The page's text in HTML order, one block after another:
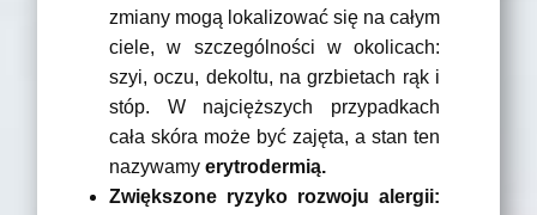
zmiany mogą lokalizować się na całym
ciele, w szczególności w okolicach:
szyi, oczu, dekoltu, na grzbietach rąk i
stóp. W najcięższych przypadkach
cała skóra może być zajęta, a stan ten
nazywamy erytrodermią.
Zwiększone ryzyko rozwoju alergii: